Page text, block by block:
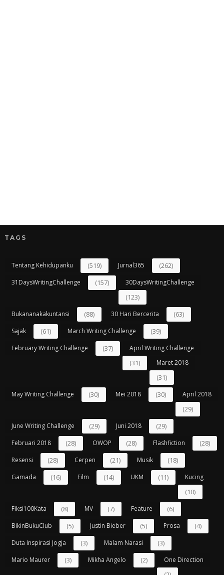
TAGS
Tentang Kehidupanku (519) Jurnal365 (262)
31DaysWritingChallenge (157) 30DaysWritingChallenge
(123)
Bukananakakuntansi (88) 30 Hari Bercerita (63)
Sajak (61) March Writing Challenge (39)
February Writing Challenge (37) April Writing Challenge
(31) Maret 2018
(31)
May Writing Challenge (30) Mei 2018 (30) April 2018
(29)
June Writing Challenge (29) Juni 2018 (29)
Februari 2018 (28) OWOP (28) Flashfiction (28)
Resensi (28) Cerpen (21) Musik (18)
Gamada (16) Film (14) UKM (11) Kucing
(10)
Fiksi100Kata (8) MV (7) Feature (6)
BikinBukuClub (5) Justin Bieber (5) Prosa (4)
Duta Inspirasi Jogja (3) Malam Narasi (3)
Mario Maurer (3) Mikha Angelo (2) One Direction